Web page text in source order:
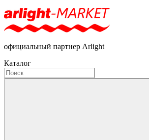
официальный партнер Arlight
Каталог